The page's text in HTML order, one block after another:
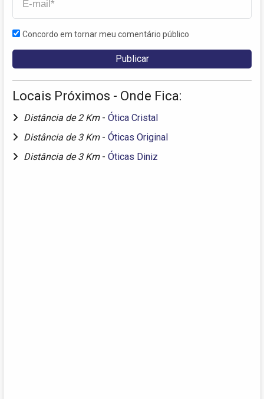
Concordo em tornar meu comentário público
Locais Próximos - Onde Fica:
Distância de 2 Km - Ótica Cristal
Distância de 3 Km - Óticas Original
Distância de 3 Km - Óticas Diniz